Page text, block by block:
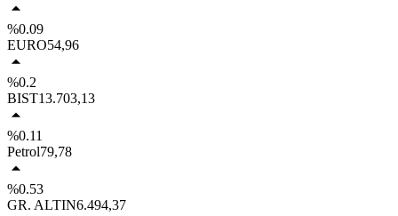
%0.09
EURO54,96
%0.2
BIST13.703,13
%0.11
Petrol79,78
%0.53
GR. ALTIN6.494,37